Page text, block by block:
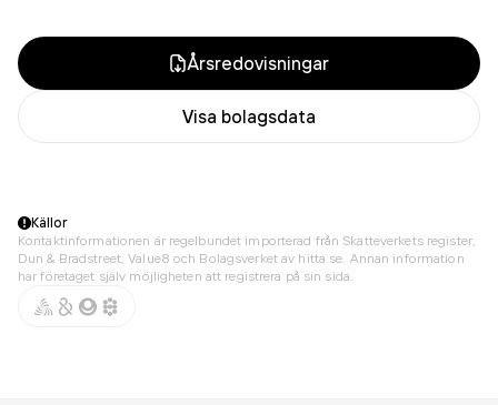
Årsredovisningar
Visa bolagsdata
Källor
Kontaktinformationen är regelbundet importerad från Skatteverkets register,
Dun & Bradstreet, Value8 och Bolagsverket av hitta.se. Annan information
har företaget själv möjligheten att registrera på sin sida.